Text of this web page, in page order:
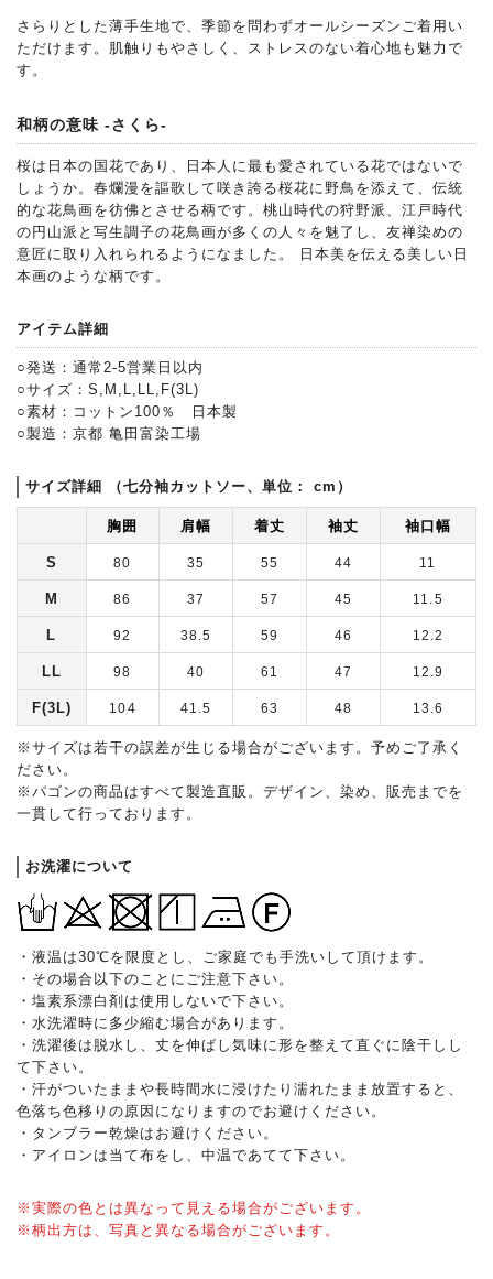
さらりとした薄手生地で、季節を問わずオールシーズンご着用い
ただけます。肌触りもやさしく、ストレスのない着心地も魅力で
す。
和柄の意味 -さくら-
桜は日本の国花であり、日本人に最も愛されている花ではないで
しょうか。春爛漫を謳歌して咲き誇る桜花に野鳥を添えて、伝統
的な花鳥画を彷佛とさせる柄です。桃山時代の狩野派、江戸時代
の円山派と写生調子の花鳥画が多くの人々を魅了し、友禅染めの
意匠に取り入れられるようになました。 日本美を伝える美しい日
本画のような柄です。
アイテム詳細
○発送：通常2-5営業日以内
○サイズ：S,M,L,LL,F(3L)
○素材：コットン100％ 日本製
○製造：京都 亀田富染工場
サイズ詳細 （七分袖カットソー、単位： cm）
胸囲 肩幅 着丈 袖丈 袖口幅
S 80 35 55 44 11
M 86 37 57 45 11.5
L 92 38.5 59 46 12.2
LL 98 40 61 47 12.9
F(3L) 104 41.5 63 48 13.6
※サイズは若干の誤差が生じる場合がございます。予めご了承く
ださい。
※パゴンの商品はすべて製造直販。デザイン、染め、販売までを
一貫して行っております。
お洗濯について
・液温は30℃を限度とし、ご家庭でも手洗いして頂けます。
・その場合以下のことにご注意下さい。
・塩素系漂白剤は使用しないで下さい。
・水洗濯時に多少縮む場合があります。
・洗濯後は脱水し、丈を伸ばし気味に形を整えて直ぐに陰干しし
て下さい。
・汗がついたままや長時間水に浸けたり濡れたまま放置すると、
色落ち色移りの原因になりますのでお避けください。
・タンブラー乾燥はお避けください。
・アイロンは当て布をし、中温であてて下さい。
※実際の色とは異なって見える場合がございます。
※柄出方は、写真と異なる場合がございます。